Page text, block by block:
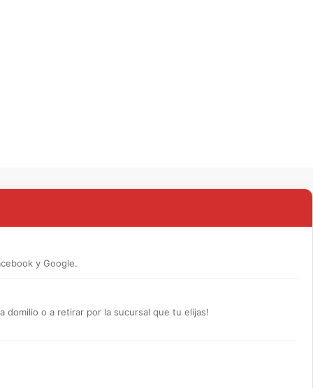
y Google.
domilio o a retirar por la sucursal que tu elijas!